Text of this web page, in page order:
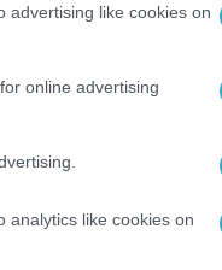
advertising like cookies on
online advertising
analytics like cookies on
συμμετάσχει,
(π.χ.
και
στοιχεία για